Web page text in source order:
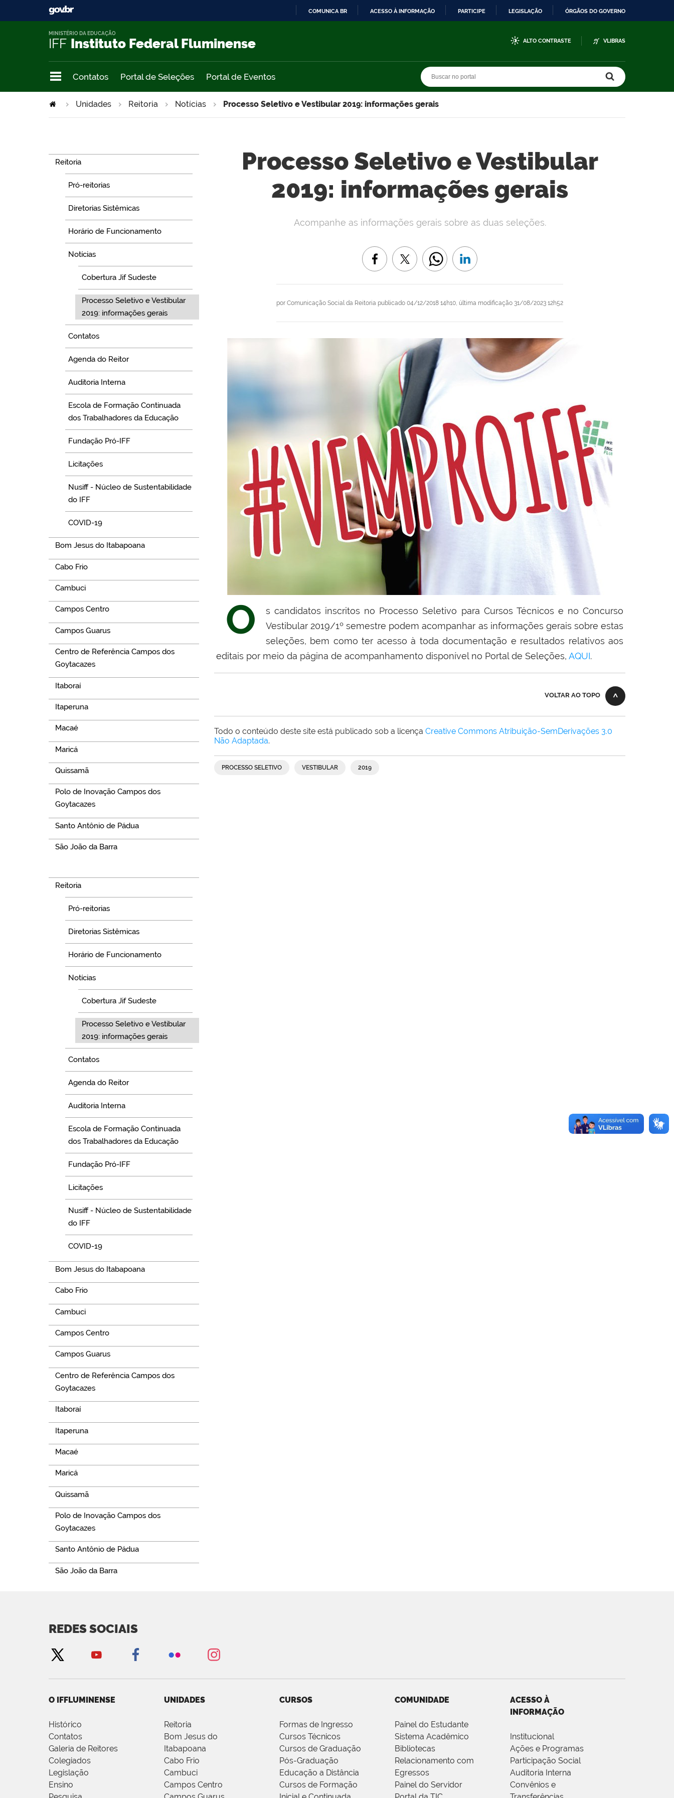
COMUNICA BR ACESSO À INFORMAÇÃO PARTICIPE LEGISLAÇÃO ÓRGÃOS DO GOVERNO
IFF Instituto Federal Fluminense
MINISTÉRIO DA EDUCAÇÃO
ALTO CONTRASTE VLIBRAS
Contatos Portal de Seleções Portal de Eventos
Unidades Reitoria Notícias Processo Seletivo e Vestibular 2019: informações gerais
Reitoria
Pró-reitorias
Diretorias Sistêmicas
Horário de Funcionamento
Notícias
Cobertura Jif Sudeste
Processo Seletivo e Vestibular
2019: informações gerais
Contatos
Agenda do Reitor
Auditoria Interna
Escola de Formação Continuada
dos Trabalhadores da Educação
Fundação Pró-IFF
Licitações
Nusiff - Núcleo de Sustentabilidade
do IFF
COVID-19
Bom Jesus do Itabapoana
Cabo Frio
Cambuci
Campos Centro
Campos Guarus
Centro de Referência Campos dos
Goytacazes
Itaboraí
Itaperuna
Macaé
Maricá
Quissamã
Polo de Inovação Campos dos
Goytacazes
Santo Antônio de Pádua
São João da Barra
Reitoria
Pró-reitorias
Diretorias Sistêmicas
Horário de Funcionamento
Notícias
Cobertura Jif Sudeste
Processo Seletivo e Vestibular
2019: informações gerais
Contatos
Agenda do Reitor
Auditoria Interna
Escola de Formação Continuada
dos Trabalhadores da Educação
Fundação Pró-IFF
Licitações
Nusiff - Núcleo de Sustentabilidade
do IFF
COVID-19
Bom Jesus do Itabapoana
Cabo Frio
Cambuci
Campos Centro
Campos Guarus
Centro de Referência Campos dos
Goytacazes
Itaboraí
Itaperuna
Macaé
Maricá
Quissamã
Polo de Inovação Campos dos
Goytacazes
Santo Antônio de Pádua
São João da Barra
Processo Seletivo e Vestibular
2019: informações gerais
por Comunicação Social da Reitoria publicado 04/12/2018 14h10, última modificação 31/08/2023 12h52
Acompanhe as informações gerais sobre as duas seleções.
O
s candidatos inscritos no Processo Seletivo para Cursos Técnicos e no Concurso
Vestibular 2019/1º semestre podem acompanhar as informações gerais sobre estas
seleções, bem como ter acesso à toda documentação e resultados relativos aos
editais por meio da página de acompanhamento disponível no Portal de Seleções, AQUI.
VOLTAR AO TOPO
Todo o conteúdo deste site está publicado sob a licença Creative Commons Atribuição-SemDerivações 3.0
Não Adaptada.
PROCESSO SELETIVO VESTIBULAR 2019
REDES SOCIAIS
O IFFLUMINENSE
Histórico
Contatos
Galeria de Reitores
Colegiados
Legislação
Ensino
UNIDADES
Reitoria
Bom Jesus do
Itabapoana
Cabo Frio
Cambuci
Campos Centro
CURSOS
Formas de Ingresso
Cursos Técnicos
Cursos de Graduação
Pós-Graduação
Educação a Distância
Cursos de Formação
COMUNIDADE
Painel do Estudante
Sistema Acadêmico
Bibliotecas
Relacionamento com
Egressos
Painel do Servidor
ACESSO À
INFORMAÇÃO
Institucional
Ações e Programas
Participação Social
Auditoria Interna
Convênios e